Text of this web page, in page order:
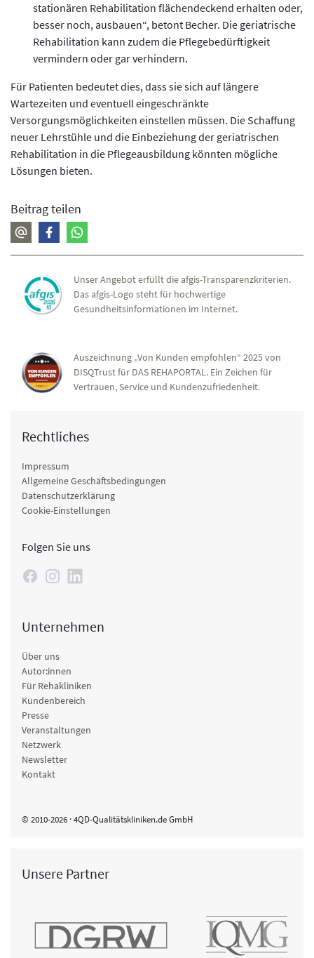
stationären Rehabilitation flächendeckend erhalten oder,
besser noch, ausbauen“, betont Becher. Die geriatrische
Rehabilitation kann zudem die Pflegebedürftigkeit
vermindern oder gar verhindern.
Für Patienten bedeutet dies, dass sie sich auf längere
Wartezeiten und eventuell eingeschränkte
Versorgungsmöglichkeiten einstellen müssen. Die Schaffung
neuer Lehrstühle und die Einbeziehung der geriatrischen
Rehabilitation in die Pflegeausbildung könnten mögliche
Lösungen bieten.
Beitrag teilen
Unser Angebot erfüllt die afgis-Transparenzkriterien.
Das afgis-Logo steht für hochwertige
Gesundheitsinformationen im Internet.
Auszeichnung „Von Kunden empfohlen“ 2025 von
DISQTrust für DAS REHAPORTAL. Ein Zeichen für
Vertrauen, Service und Kundenzufriedenheit.
Rechtliches
Impressum
Allgemeine Geschäftsbedingungen
Datenschutzerklärung
Cookie-Einstellungen
Folgen Sie uns
Unternehmen
Über uns
Autor:innen
Für Rehakliniken
Kundenbereich
Presse
Veranstaltungen
Netzwerk
Newsletter
Kontakt
© 2010-2026 · 4QD-Qualitätskliniken.de GmbH
Unsere Partner